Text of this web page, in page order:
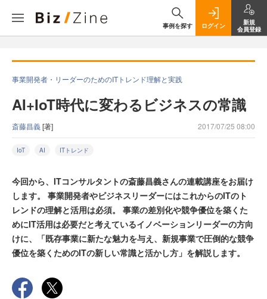
事例を探す ログイン
新規
会員登録
事業開発者・リーダーのためのITトレンド理解と実践
AI+IoT時代に変わるビジネスの常識
斎藤昌義[著] 2017/07/25 08:00
IoT AI ITトレンド
今回から、ITコンサルタントの斎藤昌義さんの連載講座をお届け
します。 事業開発者やビジネスリーダーにはこれからのITのト
レンドの理解と活用は必須。 事業の差別化や競争優位を築くた
めにIT活用は必要だと考えているイノベーションリーダーの方向
けに、「既存事業に新たな魅力を与え、新規事業で圧倒的な競争
優位を築くためのITの新しい常識と活かし方」を解説します。